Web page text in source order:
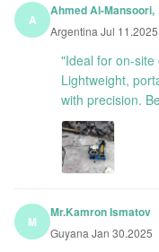
A
Ahmed Al-Mansoori,
Argentina Jul 11.2025
"Ideal for on-
Lightweight,
with precision.
M
Mr.Kamron Ismatov
Guyana Jan 30.2025